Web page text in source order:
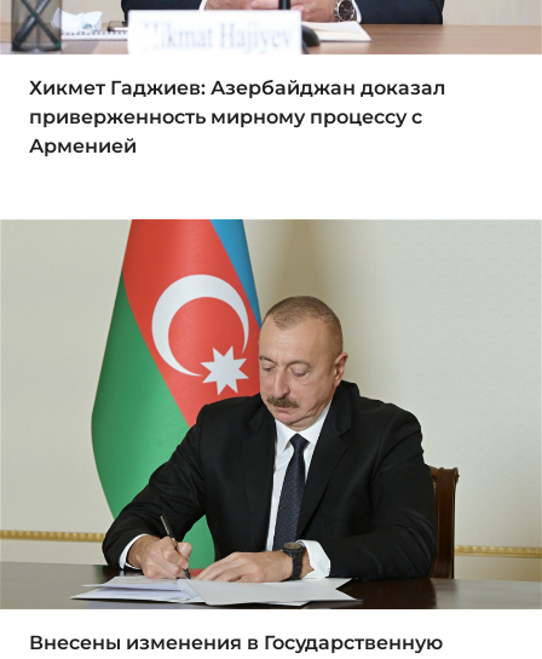
Хикмет Гаджиев: Азербайджан доказал
приверженность мирному процессу с
Арменией
Внесены изменения в Государственную